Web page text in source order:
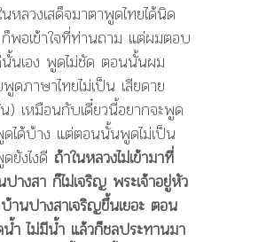
หลวงเสด็จมาตาพูดไทยได้นิด
พอเข้าใจที่ท่านถาม แต่ผมตอบ
นั้นเอง พูดไม่ชัด ตอนนั้นผม
พูดภาษาไทยไม่เป็น เสียดาย
น) เหมือนกับเดี๋ยวนี้อยากจะพูด
ดได้บ้าง แต่ตอนนั้นพูดไม่เป็น
ยังไงดี ถ้าในหลวงไม่เข้ามาที่
างสา ก็ไม่เจริญ พระเจ้าอยู่หัว
านปางสาเจริญขึ้นเยอะ ตอน
ำ ไม่มีน้ำ แล้วก็ชลประทานมา